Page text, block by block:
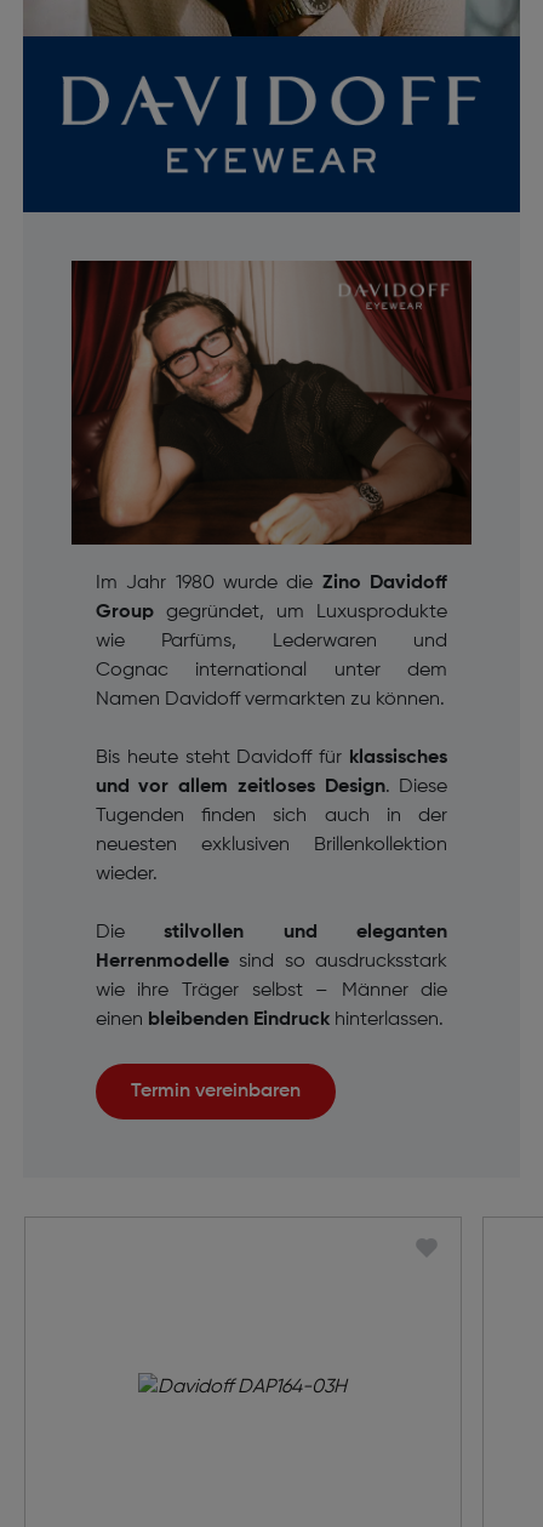
Im Jahr 1980 wurde die Zino Davidoff
Groupgegründet, um Luxusprodukte
wie Parfüms, Lederwaren und
Cognac
international unter dem
Namen Davidoff vermarkten zu können.
Bis heute steht Davidoff für klassisches
und vor allem zeitloses Design. Diese
Tugenden finden sich auch in der
neuesten exklusiven Brillenkollektion
wieder.
Diestilvollen und eleganten
Herrenmodellesind so ausdrucksstark
wie ihre Träger selbst – Männer
die
einen bleibenden Eindruck hinterlassen.
Termin vereinbaren